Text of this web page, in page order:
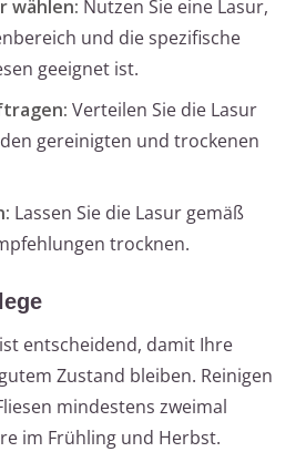
wählen: Nutzen Sie eine Lasur,
und die spezifische
geeignet ist.
Verteilen Sie die Lasur
gereinigten und trockenen
Lassen Sie die Lasur gemäß
trocknen.
entscheidend, damit Ihre
Zustand bleiben. Reinigen
mindestens zweimal
im Frühling und Herbst.